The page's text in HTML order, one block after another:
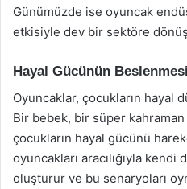
Günümüzde ise oyuncak
etkisiyle dev bir sektöre
Hayal Gücünün Beslenmesi
Oyuncaklar, çocukların hayal
Bir bebek, bir süper
çocukların hayal gücünü
oyuncakları aracılığıyla kendi
oluşturur ve bu senaryoları